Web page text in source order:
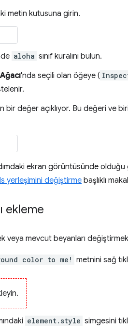
metin kutusuna girin.
aloha sınıf kuralını bulun.
'nda seçili olan öğeye (
bir değer açıklıyor. Bu değeri ve
ekran görüntüsünde olduğu
yerleşimini değiştirme başlıklı
ekleme
veya mevcut beyanları
color to me! metnini sağ
element.style simgesini